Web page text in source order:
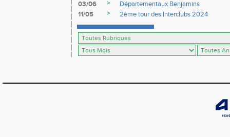
03/06
>
Départementaux Benjamins
11/05
> 2ème tour des Interclubs 2024